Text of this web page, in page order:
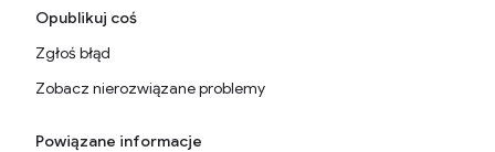
Opublikuj coś
Zgłoś błąd
Zobacz nierozwiązane problemy
Powiązane informacje